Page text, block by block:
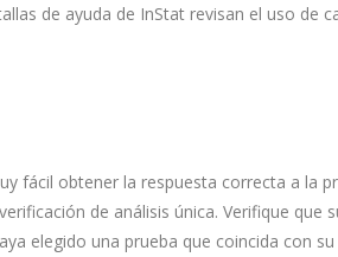
de ayuda de InStat revisan el uso de
fácil obtener la respuesta correcta a la
de análisis única. Verifique que
elegido una prueba que coincida con